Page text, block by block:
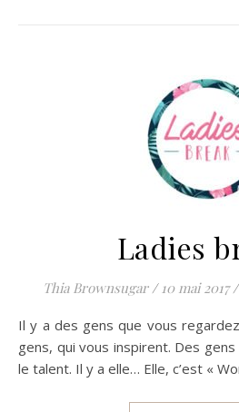
Ladies
Thia Brownsugar / 10 mai 2017 /
Il y a des gens que vous regardez au loin, en silence. Des
gens, qui vous inspirent. Des
le talent. Il y a elle… Elle, c’est «